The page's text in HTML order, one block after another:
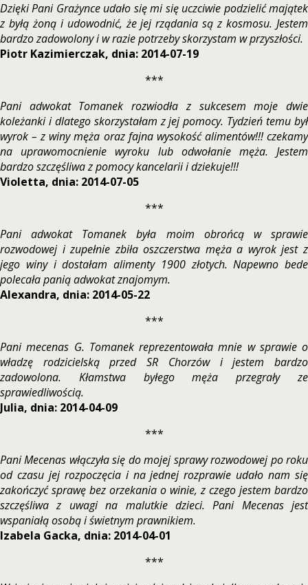
Dzięki Pani Grażynce udało się mi się uczciwie podzielić majątek
z byłą żoną i udowodnić, że jej rządania są z kosmosu. Jestem
bardzo zadowolony i w razie potrzeby skorzystam w przyszłości.
Piotr Kazimierczak, dnia: 2014-07-19
***
Pani adwokat Tomanek rozwiodła z sukcesem moje dwie
koleżanki i dlatego skorzystałam z jej pomocy. Tydzień temu był
wyrok – z winy męża oraz fajna wysokość alimentów!!! czekamy
na uprawomocnienie wyroku lub odwołanie męża. Jestem
bardzo szczęśliwa z pomocy kancelarii i dziekuje!!!
Violetta, dnia: 2014-07-05
***
Pani adwokat Tomanek była moim obrońcą w sprawie
rozwodowej i zupełnie zbiła oszczerstwa męża a wyrok jest z
jego winy i dostałam alimenty 1900 złotych. Napewno bede
polecała panią adwokat znajomym.
Alexandra, dnia: 2014-05-22
***
Pani mecenas G. Tomanek reprezentowała mnie w sprawie o
władzę rodzicielską przed SR Chorzów i jestem bardzo
zadowolona. Kłamstwa byłego męża przegrały ze
sprawiedliwością.
Julia, dnia: 2014-04-09
***
Pani Mecenas włączyła się do mojej sprawy rozwodowej po roku
od czasu jej rozpoczęcia i na jednej rozprawie udało nam się
zakończyć sprawę bez orzekania o winie, z czego jestem bardzo
szczęśliwa z uwagi na malutkie dzieci. Pani Mecenas jest
wspaniałą osobą i świetnym prawnikiem.
Izabela Gacka, dnia: 2014-04-01
***